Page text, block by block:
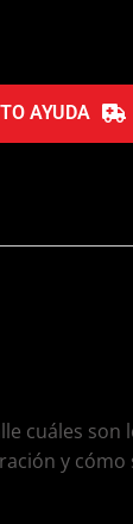
AYUDA
cuáles son
y cómo